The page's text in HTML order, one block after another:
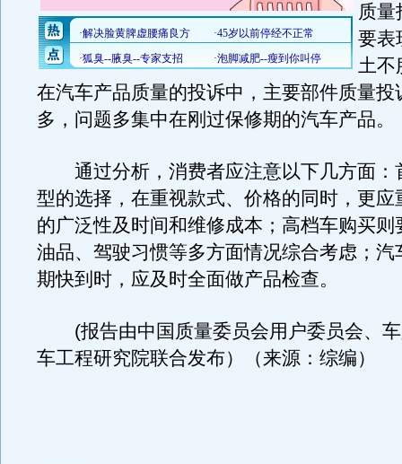
质量
要表
土不
在汽车产品质量的投诉中，主要部件质量投
多，问题多集中在刚过保修期的汽车产品。
通过分析，消费者应注意以下几方面：
型的选择，在重视款式、价格的同时，更应
的广泛性及时间和维修成本；高档车购买则
油品、驾驶习惯等多方面情况综合考虑；汽
期快到时，应及时全面做产品检查。
(报告由中国质量委员会用户委员会、车
车工程研究院联合发布）（来源：综编）